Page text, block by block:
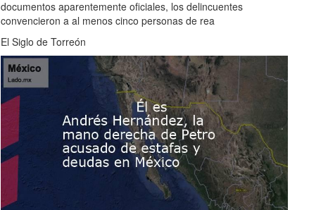
documentos aparentemente oficiales, los delincuentes
convencieron a al menos cinco personas de rea
El Siglo de Torreón